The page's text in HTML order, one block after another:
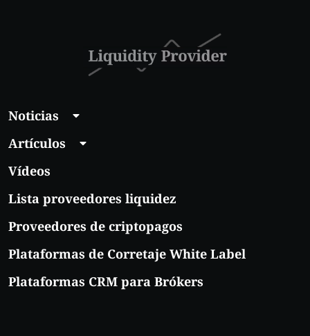
Noticias
Artículos
Vídeos
Lista proveedores liquidez
Proveedores de criptopagos
Plataformas de Corretaje White Label
Plataformas CRM para Brókers